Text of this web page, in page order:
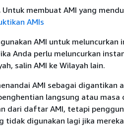
Untuk membuat AMI yang
AMIs
AMI untuk meluncurkan
Anda perlu meluncurkan
salin AMI ke Wilayah lain.
AMI sebagai digantikan
langsung atau masa
dari daftar AMI, tetapi
tidak digunakan lagi jika